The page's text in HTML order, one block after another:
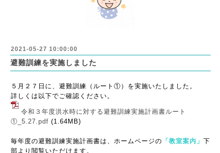
2021-05-27 10:00:00
避難訓練を実施しました
５月２７日に、避難訓練（ルート①）を実施いたしました。
詳しくは以下でご確認ください。
令和３年度洪水時に対する避難訓練実施計画書ルート
①_5.27.pdf (1.64MB)
毎年度の避難訓練実施計画書は、ホームページの 「教室案内」 下
部より閲覧いただけます。